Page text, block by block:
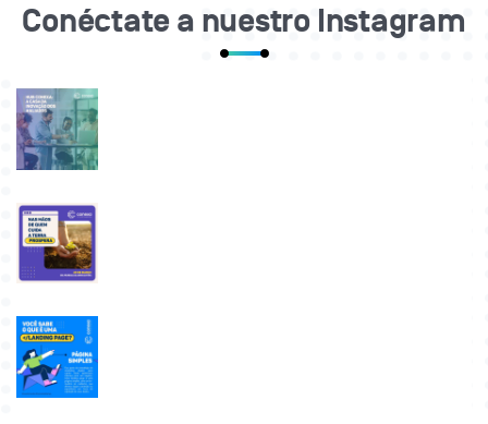
Conéctate a nuestro Instagram